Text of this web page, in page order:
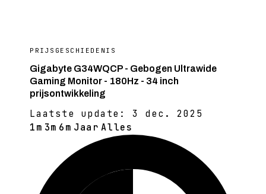
PRIJSGESCHIEDENIS
Gigabyte G34WQCP - Gebogen Ultrawide
Gaming Monitor - 180Hz - 34 inch
prijsontwikkeling
Laatste update: 3 dec. 2025
1m 3m 6m Jaar Alles